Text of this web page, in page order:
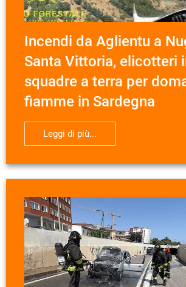
Incendi da Aglientu a
Santa Vittoria, elicotteri
squadre a terra per
fiamme in Sardegna
Leggi di più...